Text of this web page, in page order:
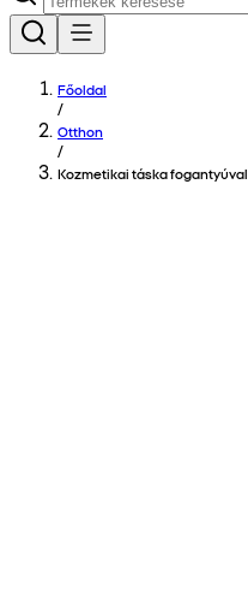
Főoldal
/
Otthon
/
Kozmetikai táska fogantyúval